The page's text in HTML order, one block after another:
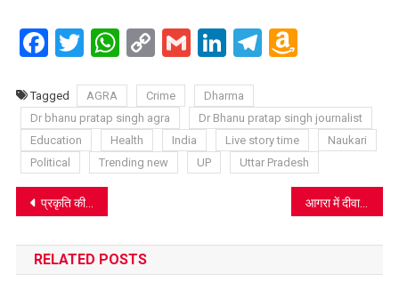
Facebook
Twitter
WhatsApp
CopyGmailLinkedIn
Telegram
Amazon
List
Tagged AGRA Crime
Dharma
Dr bhanu pratap singh agra
Dr Bhanu pratap singh journalist
Education
Health India Live story time
Naukari
Political
Trending new UP Uttar Pradesh
Post
navigation
प्रकृति की मौन चेतावनी: जहाँ विज्ञान चूक जाता है, वहाँ टिटहरी पहले चेताती है आगरा में दीवानी के गेट नंबर चार पर सिर्फ ₹5 में भोजन, जानिए कौन कर रहा है या नेक कार्य
RELATED POSTS